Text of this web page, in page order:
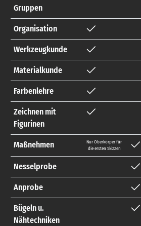
Gruppen
Organisation
Werkzeugkunde
Materialkunde
Farbenlehre
Zeichnen mit
Figurinen
Maßnehmen
Nur Oberkörper für
die ersten Skizzen
Nesselprobe
Anprobe
Bügeln u.
Nähtechniken